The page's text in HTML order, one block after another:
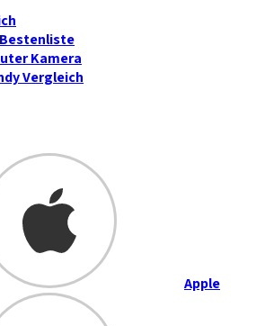
Kamera
Vergleich
Apple